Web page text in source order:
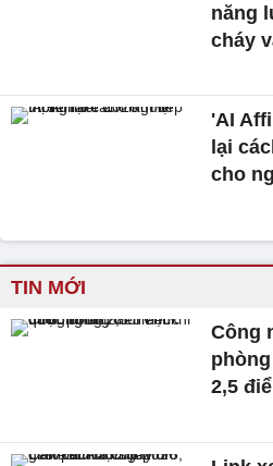
năng
cháy
'AI
lại
cho
TIN MỚI
Công
2,5